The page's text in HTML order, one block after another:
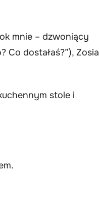
mnie – dzwoniący
dostałaś?”), Zosia
stole i